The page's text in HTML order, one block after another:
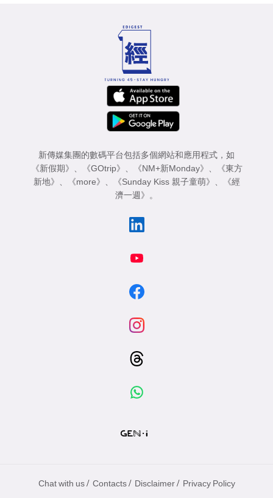
新傳媒集團的數碼平台包括多個網站和應用程式，如
《新假期》
《GOtrip》 《NM+新Monday》
《東方
新地》
《more》 《Sunday Kiss 親子童萌》
《經
濟一週》
。
Chat with us / Contacts / Disclaimer / Privacy Policy